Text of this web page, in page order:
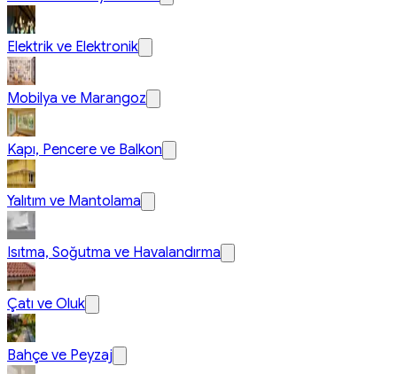
Elektrik ve Elektronik
Mobilya ve Marangoz
Kapı, Pencere ve Balkon
Yalıtım ve Mantolama
Isıtma, Soğutma ve Havalandırma
Çatı ve Oluk
Bahçe ve Peyzaj